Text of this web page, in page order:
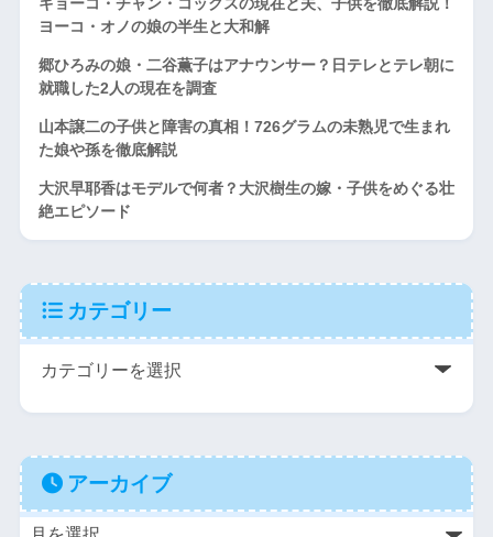
ヨーコ・オノの娘の半生と大和解
郷ひろみの娘・二谷薫子はアナウンサー？日テレとテレ朝に
就職した2人の現在を調査
山本譲二の子供と障害の真相！726グラムの未熟児で生まれ
た娘や孫を徹底解説
大沢早耶香はモデルで何者？大沢樹生の嫁・子供をめぐる壮
絶エピソード
カテゴリー
アーカイブ